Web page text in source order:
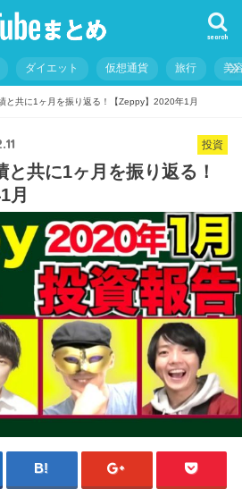
search
ダイエット 仮想通貨 旅行 美
と共に1ヶ月を振り返る！【Zeppy】2020年1月
投資
共に1ヶ月を振り返る！
月